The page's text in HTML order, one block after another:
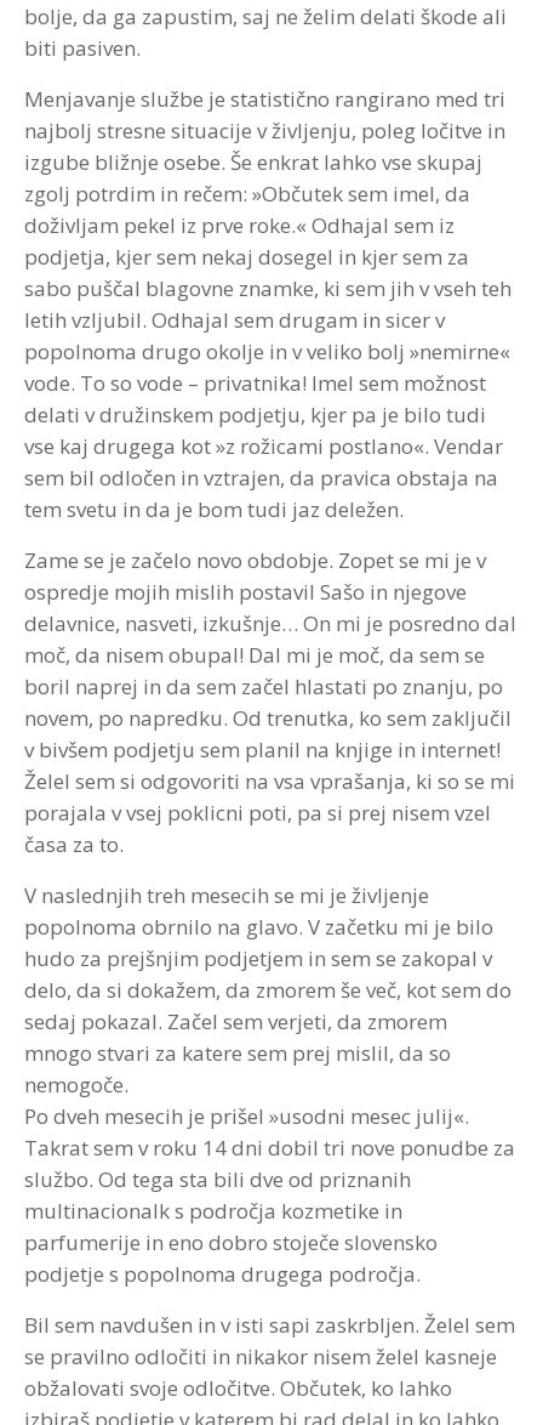
bolje, da ga zapustim, saj ne želim delati škode ali
biti pasiven.
Menjavanje službe je statistično rangirano med tri
najbolj stresne situacije v življenju, poleg ločitve in
izgube bližnje osebe. Še enkrat lahko vse skupaj
zgolj potrdim in rečem: »Občutek sem imel, da
doživljam pekel iz prve roke.« Odhajal sem iz
podjetja, kjer sem nekaj dosegel in kjer sem za
sabo puščal blagovne znamke, ki sem jih v vseh teh
letih vzljubil. Odhajal sem drugam in sicer v
popolnoma drugo okolje in v veliko bolj »nemirne«
vode. To so vode – privatnika! Imel sem možnost
delati v družinskem podjetju, kjer pa je bilo tudi
vse kaj drugega kot »z rožicami postlano«. Vendar
sem bil odločen in vztrajen, da pravica obstaja na
tem svetu in da je bom tudi jaz deležen.
Zame se je začelo novo obdobje. Zopet se mi je v
ospredje mojih mislih postavil Sašo in njegove
delavnice, nasveti, izkušnje… On mi je posredno dal
moč, da nisem obupal! Dal mi je moč, da sem se
boril naprej in da sem začel hlastati po znanju, po
novem, po napredku. Od trenutka, ko sem zaključil
v bivšem podjetju sem planil na knjige in internet!
Želel sem si odgovoriti na vsa vprašanja, ki so se mi
porajala v vsej poklicni poti, pa si prej nisem vzel
časa za to.
V naslednjih treh mesecih se mi je življenje
popolnoma obrnilo na glavo. V začetku mi je bilo
hudo za prejšnjim podjetjem in sem se zakopal v
delo, da si dokažem, da zmorem še več, kot sem do
sedaj pokazal. Začel sem verjeti, da zmorem
mnogo stvari za katere sem prej mislil, da so
nemogoče.
Po dveh mesecih je prišel »usodni mesec julij«.
Takrat sem v roku 14 dni dobil tri nove ponudbe za
službo. Od tega sta bili dve od priznanih
multinacionalk s področja kozmetike in
parfumerije in eno dobro stoječe slovensko
podjetje s popolnoma drugega področja.
Bil sem navdušen in v isti sapi zaskrbljen. Želel sem
se pravilno odločiti in nikakor nisem želel kasneje
obžalovati svoje odločitve. Občutek, ko lahko